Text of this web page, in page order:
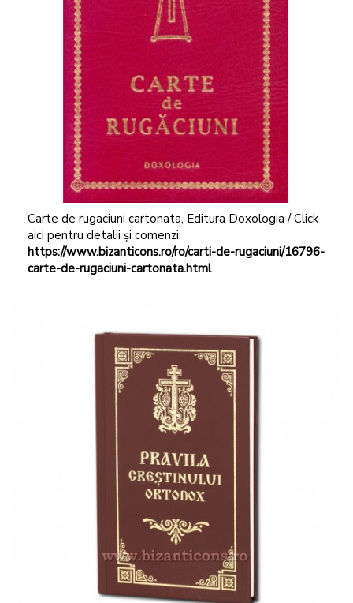
Carte de rugaciuni cartonata, Editura Doxologia / Click
aici pentru detalii și comenzi:
https://www.bizanticons.ro/ro/carti-de-rugaciuni/16796-
carte-de-rugaciuni-cartonata.html